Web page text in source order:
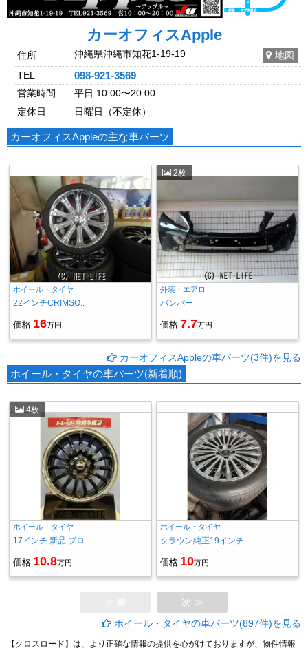
カーオフィスApple
住所 沖縄県沖縄市知花1-19-19
地図
TEL
098-921-3569
営業時間
平日 10:00〜20:00
定休日
日曜日（不定休）
カーオフィスAppleの主な車パーツ
ホイール・タイヤ
22インチCRIMSO..
価格 16万円
2枚
外装・エアロ
バンパー
価格 7.7万円
カーオフィスAppleの車パーツ(3件)を見る
ホイール・タイヤの車パーツ(新着順)
4枚
ホイール・タイヤ
17インチ 新品 ブロ..
価格 10.8万円
ホイール・タイヤ
クラウン純正19インチ..
価格 10万円
次 ≫
ホイール・タイヤの車パーツ(897件)を見る
【クロスロード】は、より正確な情報の提供を心がけておりますが、物件情報